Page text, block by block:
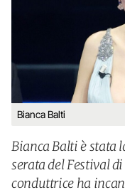
Bianca Balti
Bianca Balti è stata
serata del Festival
conduttrice ha